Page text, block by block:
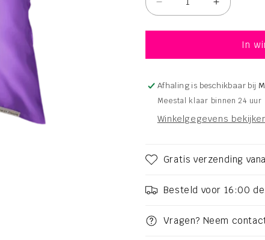
Aantal
verlagen
voor
Pillow
60x70
Aantal
verhogen
voor
Beauty
Pillow
60x70
In
Afhaling is beschikbaar bij
Meestal klaar binnen 24 uur
Winkelgegevens
Gratis verzending
Besteld voor 16:00
Vragen? Neem